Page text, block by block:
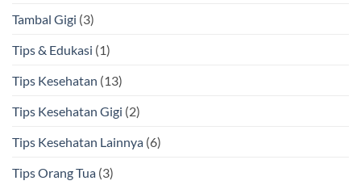
Tambal Gigi (3)
Tips & Edukasi (1)
Tips Kesehatan (13)
Tips Kesehatan Gigi (2)
Tips Kesehatan Lainnya (6)
Tips Orang Tua (3)